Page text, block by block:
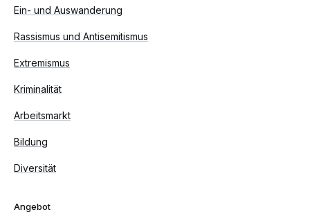
Ein- und Auswanderung
Rassismus und Antisemitismus
Extremismus
Kriminalität
Arbeitsmarkt
Bildung
Diversität
Angebot